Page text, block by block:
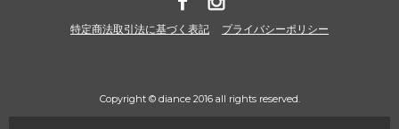
特定商法取引法に基づく表記 プライバシーポリシー
Copyright © diance 2016 all rights reserved.